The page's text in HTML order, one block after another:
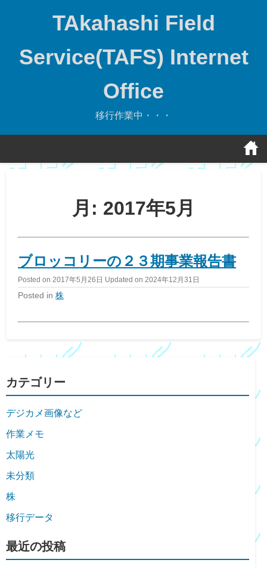
TAkahashi Field
Service(TAFS) Internet
Office
移行作業中・・・
月: 2017年5月
ブロッコリーの２３期事業報告書
Posted on 2017年5月26日 Updated on 2024年12月31日
Posted in 株
カテゴリー
デジカメ画像など
作業メモ
太陽光
未分類
株
移行データ
最近の投稿